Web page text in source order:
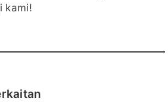
kami!